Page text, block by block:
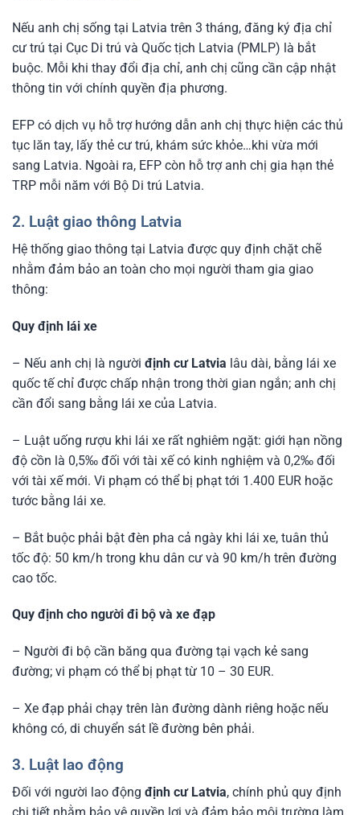
Nếu anh chị sống tại Latvia trên 3 tháng, đăng ký địa chỉ
cư trú tại Cục Di trú và Quốc tịch Latvia (PMLP) là bắt
buộc. Mỗi khi thay đổi địa chỉ, anh chị cũng cần cập nhật
thông tin với chính quyền địa phương.
EFP có dịch vụ hỗ trợ hướng dẫn anh chị thực hiện các thủ
tục lăn tay, lấy thẻ cư trú, khám sức khỏe…khi vừa mới
sang Latvia. Ngoài ra, EFP còn hỗ trợ anh chị gia hạn thẻ
TRP mỗi năm với Bộ Di trú Latvia.
2. Luật giao thông Latvia
Hệ thống giao thông tại Latvia được quy định chặt chẽ
nhằm đảm bảo an toàn cho mọi người tham gia giao
thông:
Quy định lái xe
– Nếu anh chị là người định cư Latvia lâu dài, bằng lái xe
quốc tế chỉ được chấp nhận trong thời gian ngắn; anh chị
cần đổi sang bằng lái xe của Latvia.
– Luật uống rượu khi lái xe rất nghiêm ngặt: giới hạn nồng
độ cồn là 0,5‰ đối với tài xế có kinh nghiệm và 0,2‰ đối
với tài xế mới. Vi phạm có thể bị phạt tới 1.400 EUR hoặc
tước bằng lái xe.
– Bắt buộc phải bật đèn pha cả ngày khi lái xe, tuân thủ
tốc độ: 50 km/h trong khu dân cư và 90 km/h trên đường
cao tốc.
Quy định cho người đi bộ và xe đạp
– Người đi bộ cần băng qua đường tại vạch kẻ sang
đường; vi phạm có thể bị phạt từ 10 – 30 EUR.
– Xe đạp phải chạy trên làn đường dành riêng hoặc nếu
không có, di chuyển sát lề đường bên phải.
3. Luật lao động
Đối với người lao động định cư Latvia, chính phủ quy định